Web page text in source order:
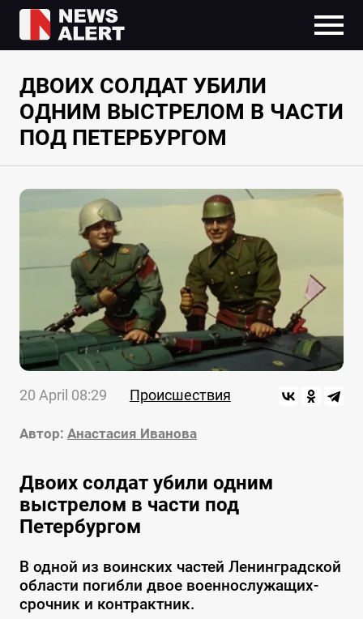
ДВОИХ СОЛДАТ УБИЛИ
ОДНИМ ВЫСТРЕЛОМ В ЧАСТИ
ПОД ПЕТЕРБУРГОМ
20 April 08:29 Происшествия
Автор: Анастасия Иванова
Двоих солдат убили одним
выстрелом в части под
Петербургом
В одной из воинских частей Ленинградской
области погибли двое военнослужащих-
срочник и контрактник.